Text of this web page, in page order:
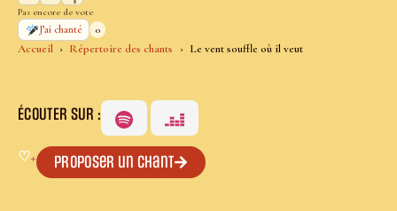
Accueil Répertoire des chants Le vent souffle où il veut
Pas encore de vote
J’ai chanté
0
ÉCOUTER SUR :
♡+ Proposer un chant